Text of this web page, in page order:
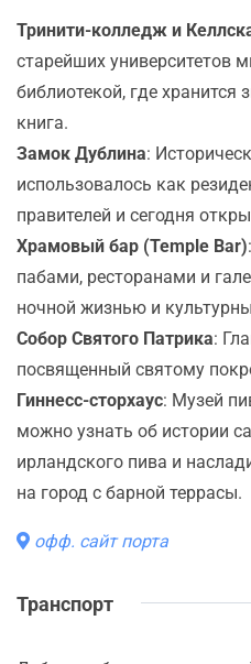
Тринити-колледж и
старейших университетов
библиотекой, где хранится
книга.
Замок Дублина:
использовалось как
правителей и сегодня
Храмовый бар (Temple Bar)
пабами, ресторанами и
ночной жизнью и
Собор Святого Патрика:
посвященный святому
Гиннесс-сторхаус: Музей
можно узнать об истории
ирландского пива и
на город с барной террасы.
офф. сайт порта
Транспорт